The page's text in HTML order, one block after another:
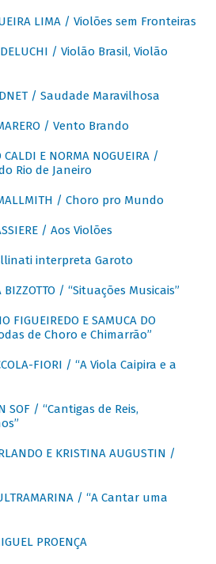
LIMA / Violões sem Fronteiras
DELUCHI / Violão Brasil, Violão
/ Saudade Maravilhosa
/ Vento Brando
CALDI E NORMA NOGUEIRA /
Rio de Janeiro
/ Choro pro Mundo
/ Aos Violões
interpreta Garoto
BIZZOTTO / “Situações Musicais”
FIGUEIREDO E SAMUCA DO
de Choro e Chimarrão”
FIORI / “A Viola Caipira e a
SOF / “Cantigas de Reis,
E KRISTINA AUGUSTIN /
/ “A Cantar uma
PROENÇA